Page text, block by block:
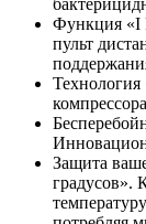
Функция «I
пульт
Технология
Защита
градусов».